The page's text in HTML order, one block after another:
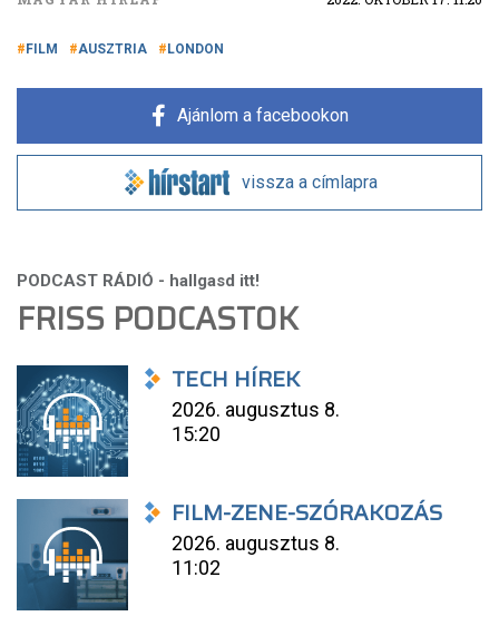
FILM AUSZTRIA LONDON
Ajánlom a facebookon
vissza a címlapra
FRISS PODCASTOK
TECH HÍREK
2026. augusztus 8.
15:20
FILM-ZENE-SZÓRAKOZÁS
2026. augusztus 8.
11:02